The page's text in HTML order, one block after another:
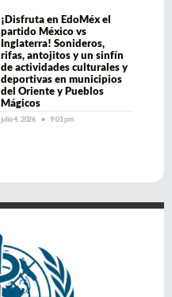
¡Disfruta en EdoMéx el
partido México vs
Inglaterra! Sonideros,
rifas, antojitos y un sinfín
de actividades culturales y
deportivas en municipios
del Oriente y Pueblos
Mágicos
julio 4, 2026 9:01 pm